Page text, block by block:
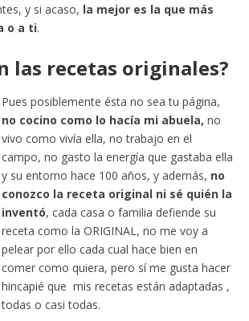
y si acaso, la mejor es la que más
o a ti.
las recetas originales?
Pues posiblemente ésta no sea tu página,
no cocino como lo hacía mi abuela, no
vivo como vivía ella, no trabajo en el
campo, no gasto la energía que gastaba ella
y su entorno hace 100 años, y además, no
conozco la receta original ni sé quién la
inventó, cada casa o familia defiende su
receta como la ORIGINAL, no me voy a
pelear por ello cada cual hace bien en
comer como quiera, pero sí me gusta hacer
hincapié que mis recetas están adaptadas ,
todas o casi todas.